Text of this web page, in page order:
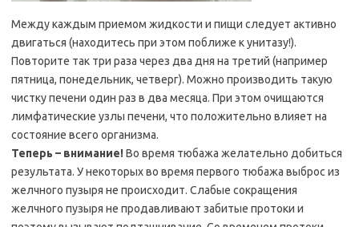
Между каждым приемом жидкости и пищи следует активно
двигаться (находитесь при этом поближе к унитазу!).
Повторите так три раза через два дня на третий (например
пятница, понедельник, четверг). Можно производить такую
чистку печени один раз в два месяца. При этом очищаются
лимфатические узлы печени, что положительно влияет на
состояние всего организма.
Теперь – внимание!Во время тюбажа желательно добиться
результата. У некоторых во время первого тюбажа выброс из
желчного пузыря не происходит. Слабые сокращения
желчного пузыря не продавливают забитые протоки и